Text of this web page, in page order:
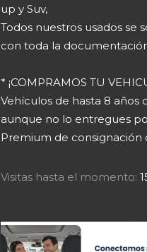
up y Suv,
Todos nuestros usados
con toda la
* ¡COMPRAMOS TU
Vehículos de hasta 8
aunque no lo entregues
Premium de consignación
Visitas hasta el momento: